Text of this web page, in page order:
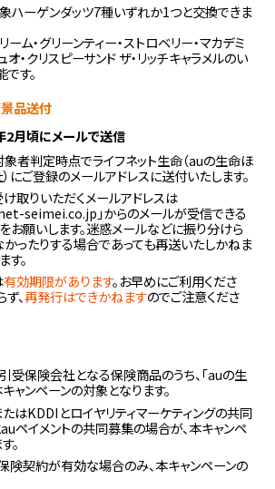
ハーゲンダッツ7種いずれか1つと交換できま
ーム・グリーンティー・ストロベリー・マカデミ
オ・クリスピーサンド ザ・リッチキャラメルのい
す。
品送付
月頃にメールで送信
者判定時点でライフネット生命（auの生命ほ
にご登録のメールアドレスに送付いたします。
取りいただくメールアドレスは
seimei.co.jp 」からのメールが受信できる
お願いします。迷惑メールなどに振り分けら
かったりする場合であっても再送いたしかねま
。
有効期限があります。お早めにご利用くださ
、再発行はできかねますのでご注意くださ
受保険会社となる保険商品のうち、「auの生
ャンペーンの対象となります。
はKDDIとロイヤリティマーケティングの共同
ペイメントの共同募集の場合が、本キャンペ
。
険契約が有効な場合のみ、本キャンペーンの